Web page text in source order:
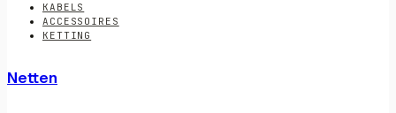
KABELS
ACCESSOIRES
KETTING
Netten